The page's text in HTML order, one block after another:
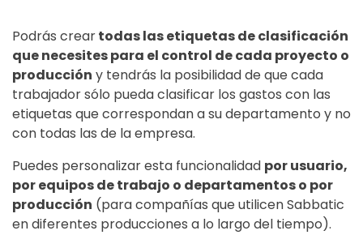
Podrás creartodas las etiquetas de clasificación
que necesites para el control de cada proyecto o
producción y tendrás la posibilidad de que cada
trabajador sólo pueda clasificar los gastos con las
etiquetas que correspondan a su departamento y no
con todas las de la empresa.
Puedes personalizar esta funcionalidad por usuario,
por equipos de trabajo o departamentos o por
producción (para compañías que utilicen Sabbatic
en diferentes producciones a lo largo del tiempo).